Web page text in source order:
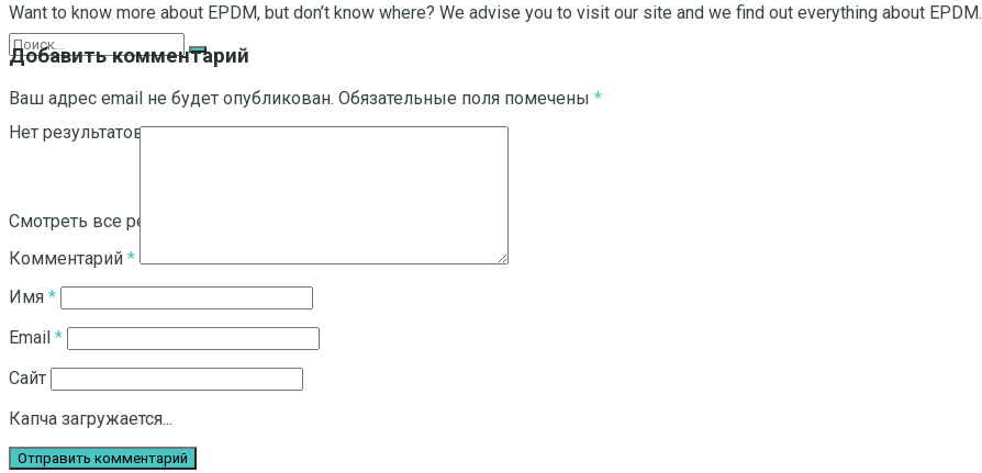
Нет результатов
Смотреть все результаты
Want to know more about EPDM, but don’t know where? We advise you to visit our site and we find out everything about EPDM.
Добавить комментарий
Ваш адрес email не будет опубликован. Обязательные поля помечены *
Комментарий *
Имя *
Email *
Сайт
Капча загружается...